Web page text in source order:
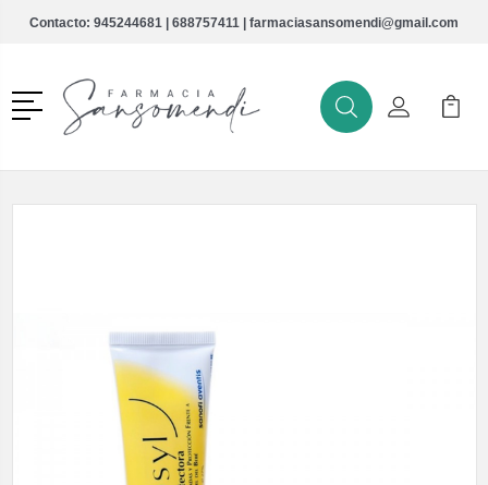
Contacto: 945244681 | 688757411 | farmaciasansomendi@gmail.com
Menú
BuscarMi Cuenta
Mi